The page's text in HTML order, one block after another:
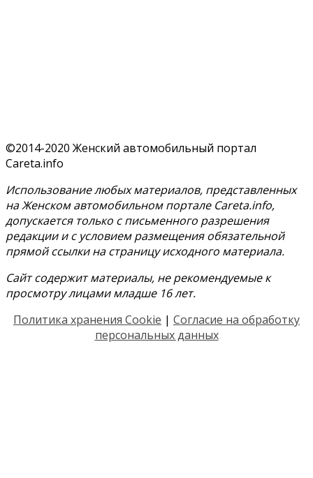
©2014-2020 Женский автомобильный портал
Careta.info
Использование любых материалов, представленных
на Женском автомобильном портале Careta.info,
допускается только с письменного разрешения
редакции и с условием размещения обязательной
прямой ссылки на страницу исходного материала.
Сайт содержит материалы, не рекомендуемые к
просмотру лицами младше 16 лет.
Политика хранения Cookie | Согласие на обработку
персональных данных